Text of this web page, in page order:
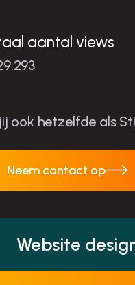
aantal views
ook hetzelfde als
Neem contact op
Neem contact op
Website